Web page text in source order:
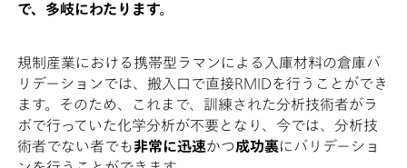
で、多岐にわたります。
規制産業における携帯型ラマンによる入庫材料の倉庫バ
リデーションでは、搬入口で直接RMIDを行うことができ
ます。そのため、これまで、訓練された分析技術者がラ
ボで行っていた化学分析が不要となり、今では、分析技
術者でない者でも非常に迅速かつ成功裏にバリデーショ